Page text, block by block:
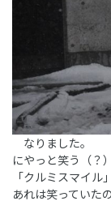
なりました。
にやっと笑う（？
「クルミスマイル
あれは笑っていた